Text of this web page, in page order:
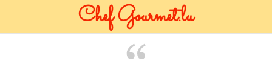
Chef Gourmet.lu